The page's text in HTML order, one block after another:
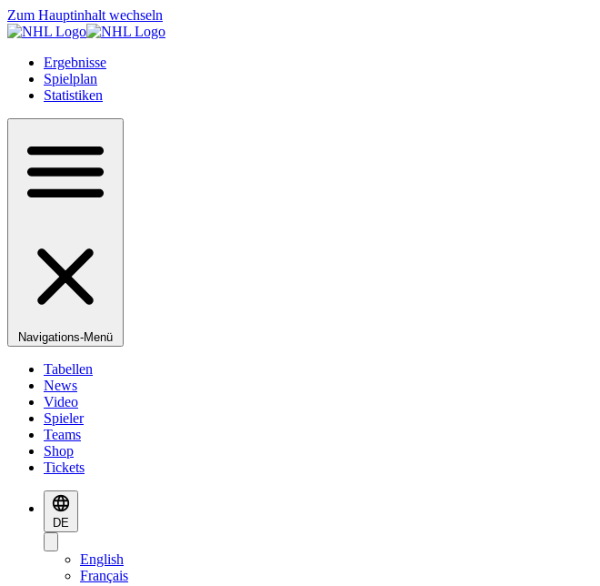
Zum Hauptinhalt wechseln
Ergebnisse
Spielplan
Statistiken
Navigations-Menü
Tabellen
News
Video
Spieler
Teams
Shop
Tickets
DE
English
Français